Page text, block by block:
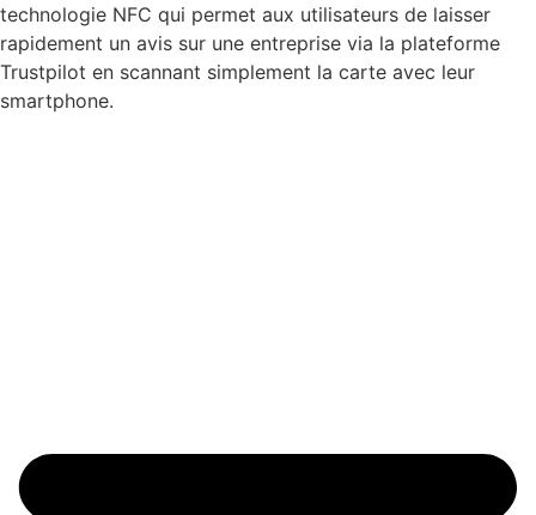
technologie NFC qui permet aux utilisateurs de laisser
rapidement un avis sur une entreprise via la plateforme
Trustpilot en scannant simplement la carte avec leur
smartphone.